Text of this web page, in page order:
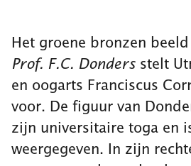
Het groene bronzen
Prof. F.C. Donders stelt
en oogarts Franciscus
voor. De figuur van
zijn universitaire toga en
weergegeven. In zijn